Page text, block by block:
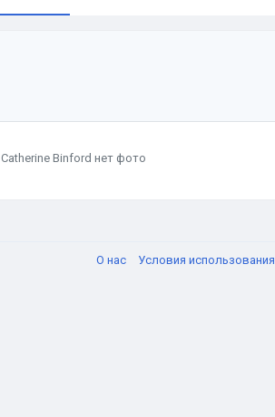
Catherine Binford нет фото
О нас Условия использования